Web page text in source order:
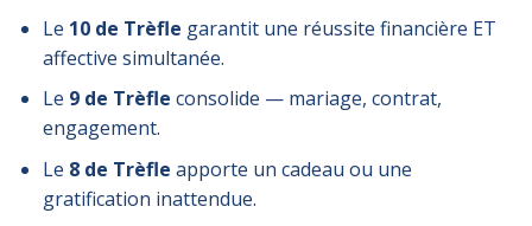
Le 10 de Trèfle garantit une réussite financière ET
affective simultanée.
Le 9 de Trèfle consolide — mariage, contrat,
engagement.
Le 8 de Trèfle apporte un cadeau ou une
gratification inattendue.